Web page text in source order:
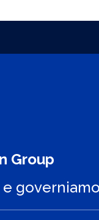
Group